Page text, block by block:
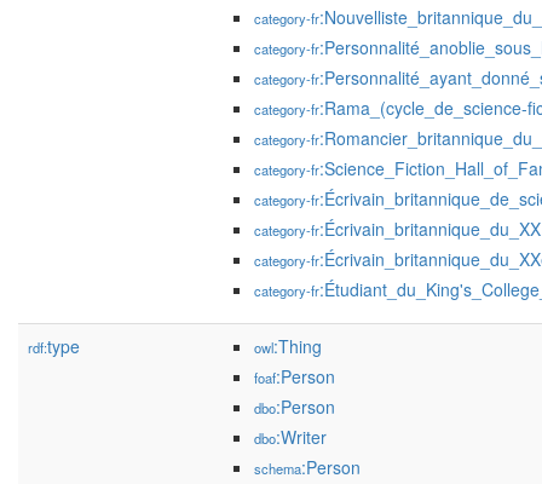
category-fr
category-fr
category-fr
category-fr:Rama_(cycle_de_science-
category-fr
category-fr
category-fr
category-fr
category-fr
category-fr
rdf:type owl:Thing
foaf:Person
dbo:Person
dbo:Writer
schema:Person